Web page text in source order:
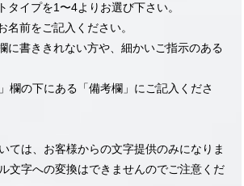
イプを1〜4よりお選び下さい。
前をご記入ください。
に書ききれない方や、細かいご指示のある
欄の下にある「備考欄」にご記入くださ
ては、お客様からの文字提供のみになりま
文字への変換はできませんのでご注意くだ